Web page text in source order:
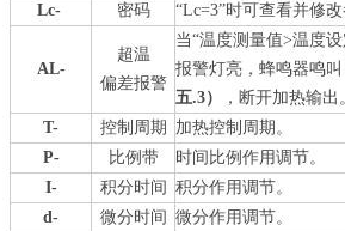
Lc-
密码 “Lc=3”时可查看并修改
AL-
超温
偏差报警
当“温度测量值>温度设
报警灯亮，蜂鸣器鸣叫
五.3）
，断开加热输出
T- 控制周期 加热控制周期。
P-
比例带 时间比例作用调节。
I-
积分时间 积分作用调节。
d-
微分时间 微分作用调节。